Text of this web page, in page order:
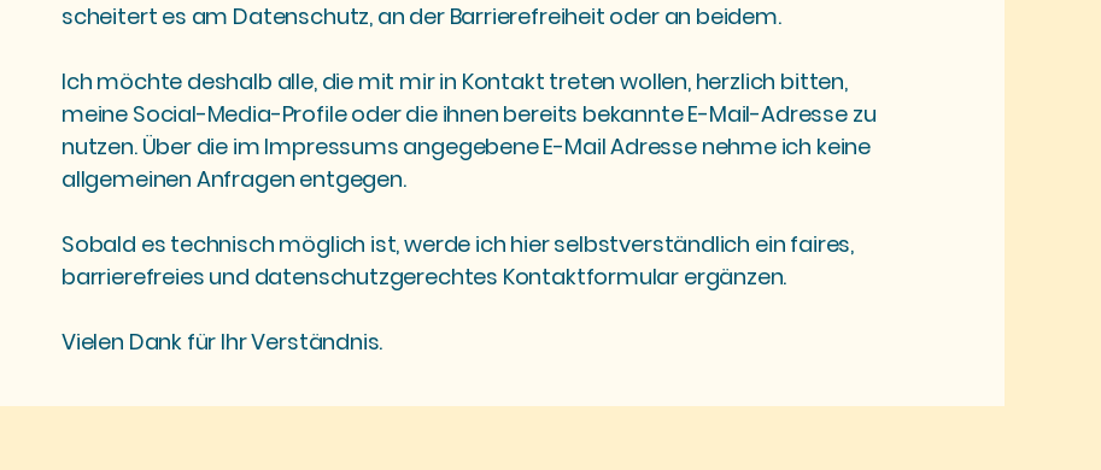
scheitert es am Datenschutz, an der Barrierefreiheit oder an beidem.
Ich möchte deshalb alle, die mit mir in Kontakt treten wollen, herzlich bitten,
meine Social-Media-Profile oder die ihnen bereits bekannte E-Mail-Adresse zu
nutzen. Über die im Impressums angegebene E-Mail Adresse nehme ich keine
allgemeinen Anfragen entgegen.
Sobald es technisch möglich ist, werde ich hier selbstverständlich ein faires,
barrierefreies und datenschutzgerechtes Kontaktformular ergänzen.
Vielen Dank für Ihr Verständnis.